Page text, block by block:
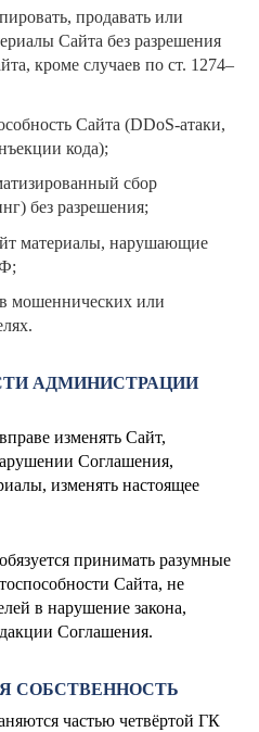
продавать или
Сайта без разрешения
кроме случаев по ст. 1274–
Сайта (DDoS-атаки,
кода);
сбор
без разрешения;
материалы, нарушающие
мошеннических или
АДМИНИСТРАЦИИ
изменять Сайт,
Соглашения,
изменять настоящее
принимать разумные
Сайта, не
в нарушение закона,
Соглашения.
СОБСТВЕННОСТЬ
частью четвёртой ГК